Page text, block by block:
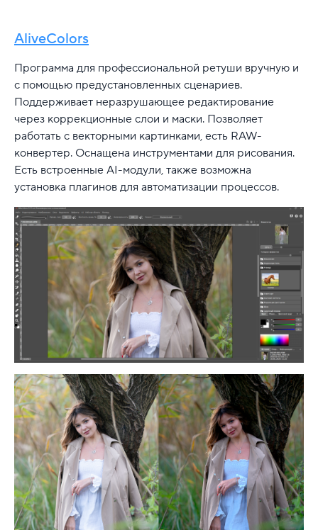
AliveColors
Программа для профессиональной ретуши вручную и
с помощью предустановленных сценариев.
Поддерживает неразрушающее редактирование
через коррекционные слои и маски. Позволяет
работать с векторными картинками, есть RAW-
конвертер. Оснащена инструментами для рисования.
Есть встроенные AI-модули, также возможна
установка плагинов для автоматизации процессов.